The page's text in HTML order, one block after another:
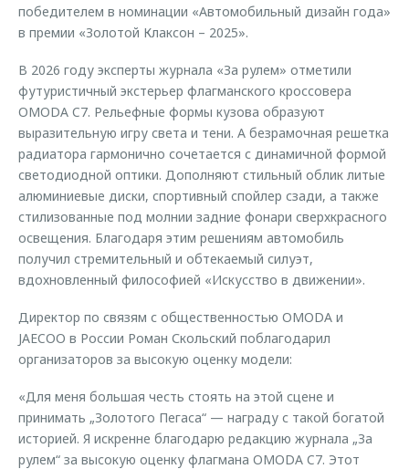
победителем в номинации «Автомобильный дизайн года»
в премии «Золотой Клаксон – 2025».
В 2026 году эксперты журнала «За рулем» отметили
футуристичный экстерьер флагманского кроссовера
OMODA C7. Рельефные формы кузова образуют
выразительную игру света и тени. А безрамочная решетка
радиатора гармонично сочетается с динамичной формой
светодиодной оптики. Дополняют стильный облик литые
алюминиевые диски, спортивный спойлер сзади, а также
стилизованные под молнии задние фонари сверхкрасного
освещения. Благодаря этим решениям автомобиль
получил стремительный и обтекаемый силуэт,
вдохновленный философией «Искусство в движении».
Директор по связям с общественностью OMODA и
JAECOO в России Роман Скольский поблагодарил
организаторов за высокую оценку модели:
«Для меня большая честь стоять на этой сцене и
принимать „Золотого Пегаса“ — награду с такой богатой
историей. Я искренне благодарю редакцию журнала „За
рулем“ за высокую оценку флагмана OMODA C7. Этот